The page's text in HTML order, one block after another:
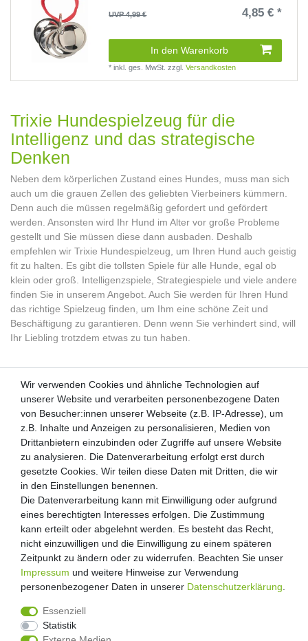
UVP 4,99 € 4,85 € *
In den Warenkorb
*inkl. ges. MwSt. zzgl.Versandkosten
Trixie Hundespielzeug für die
Intelligenz und das strategische
Denken
Neben dem körperlichen Zustand eines Hundes, muss man sich
auch um die grauen Zellen des geliebten Vierbeiners kümmern.
Denn auch die müssen regelmäßig gefordert und gefördert
werden. Ansonsten wird Ihr Hund im Alter vor große Probleme
gestellt und Sie müssen diese dann ausbaden. Deshalb
empfehlen wir Trixie Hundespielzeug, um Ihren Hund auch geistig
fit zu halten. Es gibt die tollsten Spiele für alle Hunde, egal ob
klein oder groß. Intelligenzspiele, Strategiespiele und viele andere
finden Sie in unserem Angebot. Auch Sie werden für Ihren Hund
das richtige Spielzeug finden, um Ihm eine schöne Zeit und
Beschäftigung zu garantieren. Denn wenn Sie verhindert sind, will
Ihr Liebling trotzdem etwas zu tun haben.
Kunden-Anfragen: info@zooheld.de
Über uns
Zahlung und Versand
Retouren
Zooheld Blog
Widerrufsrecht
Vertrag widerrufen
Geschäftsbedingungen
Datenschutzerklärung
Kontakt
Impressum
Wir verwenden Cookies und ähnliche Technologien auf
unserer Website und verarbeiten personenbezogene Daten
von Besucher:innen unserer Webseite (z.B. IP-Adresse), um
z.B. Inhalte und Anzeigen zu personalisieren, Medien von
Drittanbietern einzubinden oder Zugriffe auf unsere Website
zu analysieren. Die Datenverarbeitung erfolgt erst durch
gesetzte Cookies. Wir teilen diese Daten mit Dritten, die wir
in den Einstellungen benennen.
Die Datenverarbeitung kann mit Einwilligung oder aufgrund
eines berechtigten Interesses erfolgen. Die Zustimmung
kann erteilt oder abgelehnt werden. Es besteht das Recht,
nicht einzuwilligen und die Einwilligung zu einem späteren
Zeitpunkt zu ändern oder zu widerrufen. Beachten Sie unser
Impressum und weitere Hinweise zur Verwendung
personenbezogener Daten in unserer Daten­schutz­erklärung
Essenziell
Statistik
Wir verwenden Cookies und ähnliche Technologien auf
unserer Website und verarbeiten personenbezogene Daten
von Besucher:innen unserer Webseite (z.B. IP-Adresse), um
z.B. Inhalte und Anzeigen zu personalisieren, Medien von
Drittanbietern einzubinden oder Zugriffe auf unsere Website
zu analysieren. Die Datenverarbeitung erfolgt erst durch
gesetzte Cookies. Wir teilen diese Daten mit Dritten, die wir
in den Einstellungen benennen.
Die Datenverarbeitung kann mit Einwilligung oder aufgrund
eines berechtigten Interesses erfolgen. Die Zustimmung
kann erteilt oder abgelehnt werden. Es besteht das Recht,
nicht einzuwilligen und die Einwilligung zu einem späteren
Zeitpunkt zu ändern oder zu widerrufen. Beachten Sie unser
Impressum und weitere Hinweise zur Verwendung
personenbezogener Daten in unserer Daten­schutz­erklärung
Essenziell
Statistik